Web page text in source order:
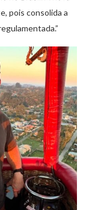
pois consolida a